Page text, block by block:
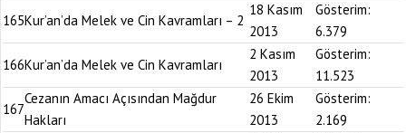
165Kur’an’da Melek ve Cin Kavramları – 2
18 Kasım
2013
Gösterim:
6.379
166Kur’an’da Melek ve Cin Kavramları
2 Kasım
2013
Gösterim:
11.523
167
Cezanın Amacı Açısından Mağdur
Hakları
26 Ekim
2013
Gösterim:
2.169